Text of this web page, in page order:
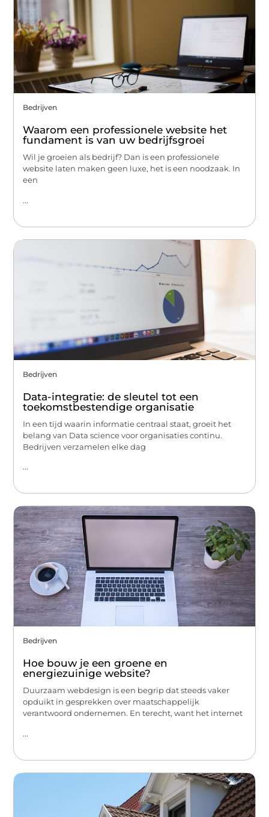
Bedrijven
Waarom een professionele website het
fundament is van uw bedrijfsgroei
Wil je groeien als bedrijf? Dan is een professionele
website laten maken geen luxe, het is een noodzaak. In
een
...
Bedrijven
Data-integratie: de sleutel tot een
toekomstbestendige organisatie
In een tijd waarin informatie centraal staat, groeit het
belang van Data science voor organisaties continu.
Bedrijven verzamelen elke dag
...
Bedrijven
Hoe bouw je een groene en
energiezuinige website?
Duurzaam webdesign is een begrip dat steeds vaker
opduikt in gesprekken over maatschappelijk
verantwoord ondernemen. En terecht, want het internet
...